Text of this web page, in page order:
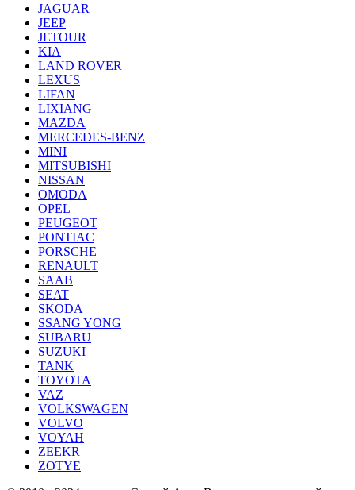
JAGUAR
JEEP
JETOUR
KIA
LAND ROVER
LEXUS
LIFAN
LIXIANG
MAZDA
MERCEDES-BENZ
MINI
MITSUBISHI
NISSAN
OMODA
OPEL
PEUGEOT
PONTIAC
PORSCHE
RENAULT
SAAB
SEAT
SKODA
SSANG YONG
SUBARU
SUZUKI
TANK
TOYOTA
VAZ
VOLKSWAGEN
VOLVO
VOYAH
ZEEKR
ZOTYE